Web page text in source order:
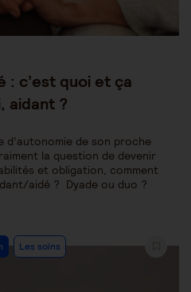
: c’est quoi et ça
aidant ?
d’autonomie de son proche
la question de devenir
et obligation, comment
aidé ? Dyade ou duo ?
Les soins